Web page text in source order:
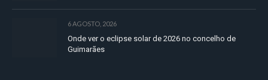
6 AGOSTO, 2026
Onde ver o eclipse solar de 2026 no concelho de
Guimarães